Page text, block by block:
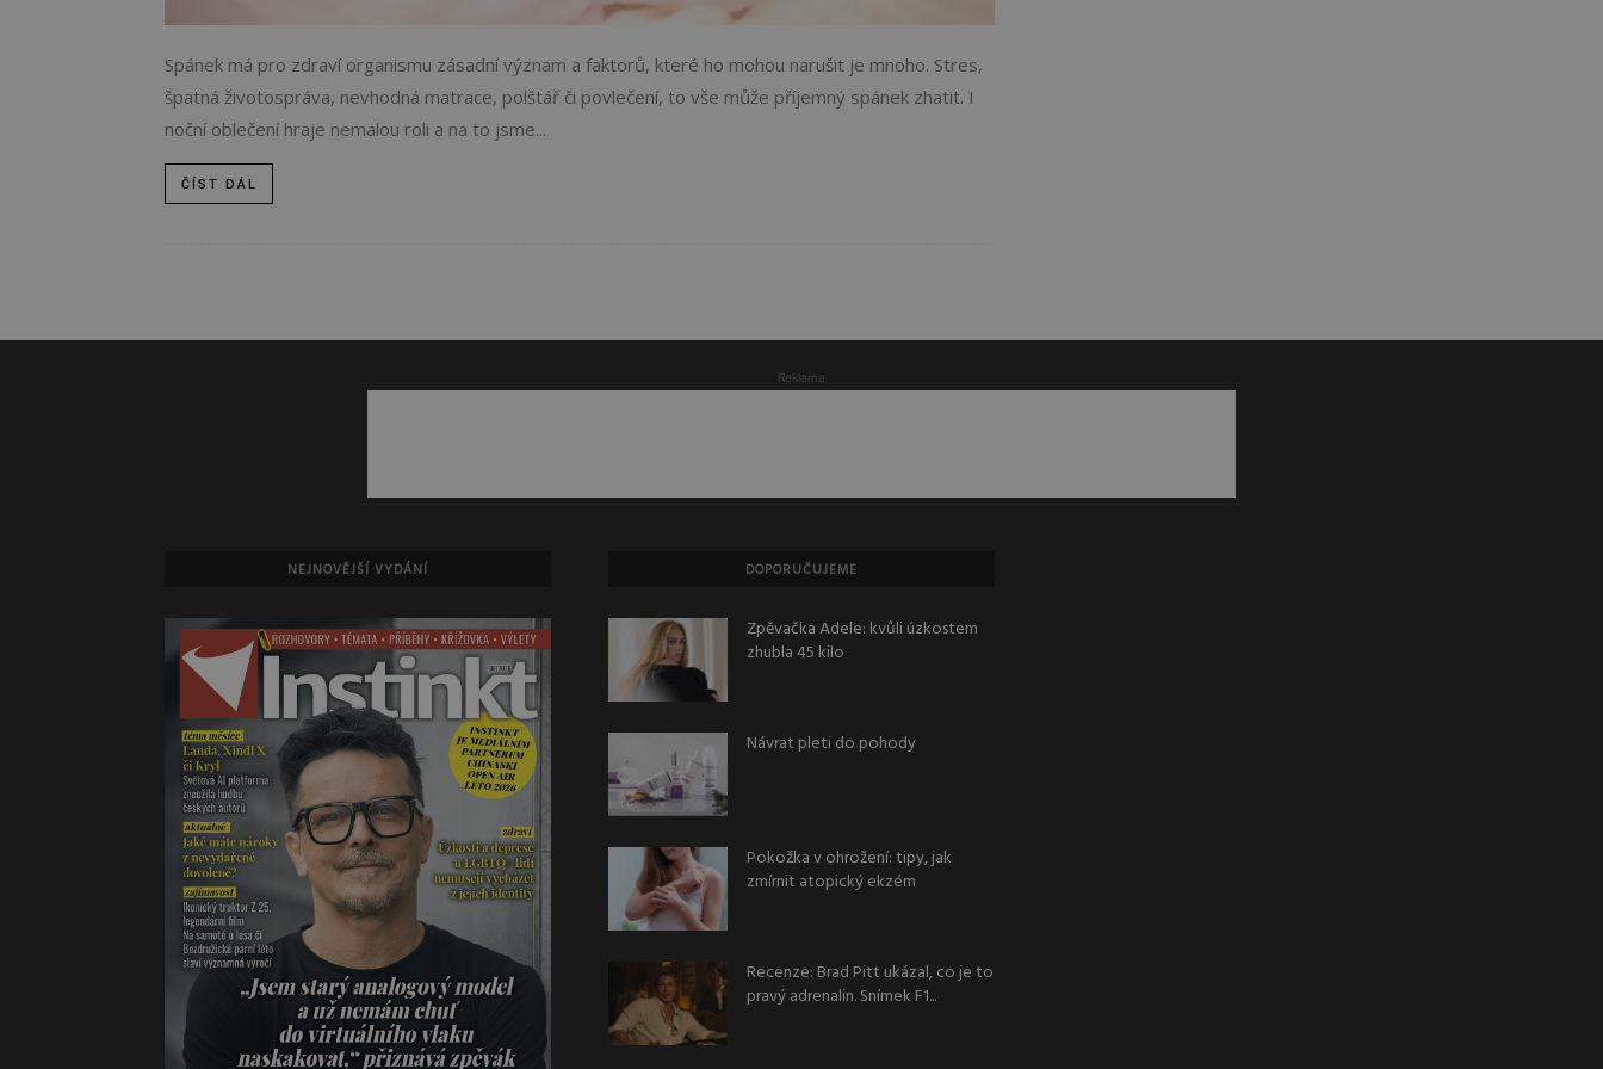
Spánek má pro zdraví organismu zásadní význam a faktorů, které ho mohou narušit je mnoho. Stres,
špatná životospráva, nevhodná matrace, polštář či povlečení, to vše může příjemný spánek zhatit. I
noční oblečení hraje nemalou roli a na to jsme...
ČÍST DÁL
Reklama
NEJNOVĚJŠÍ VYDÁNÍ DOPORUČUJEME
Zpěvačka Adele: kvůli úzkostem
zhubla 45 kilo
Návrat pleti do pohody
Pokožka v ohrožení: tipy, jak
zmírnit atopický ekzém
Recenze: Brad Pitt ukázal, co je to
pravý adrenalin. Snímek F1...